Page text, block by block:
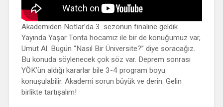
Akademiden Notlar’da 3. sezonun finaline geldik.
Yayında Yaşar Tonta hocamız ile bir de konuğumuz var,
Umut Al. Bugün “Nasıl Bir Üniversite?” diye soracağız.
Bu konuda söylenecek çok söz var. Deprem sonrası
YÖK’ün aldığı kararlar bile 3-4 program boyu
konuşulabilir. Akademi sorun büyük ve derin. Gelin
birlikte tartışalım!